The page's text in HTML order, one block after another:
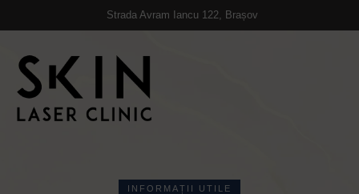
https://skinlaserclinic.ro/Strada Avram Iancu 122, Brașov
INFORMAȚII UTILE